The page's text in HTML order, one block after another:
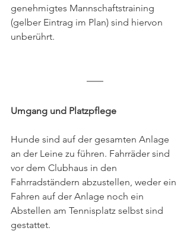
genehmigtes Mannschaftstraining
(gelber Eintrag im Plan) sind hiervon
unberührt.
Umgang und Platzpflege
Hunde sind auf der gesamten Anlage
an der Leine zu führen. Fahrräder sind
vor dem Clubhaus in den
Fahrradständern abzustellen, weder ein
Fahren auf der Anlage noch ein
Abstellen am Tennisplatz selbst sind
gestattet.